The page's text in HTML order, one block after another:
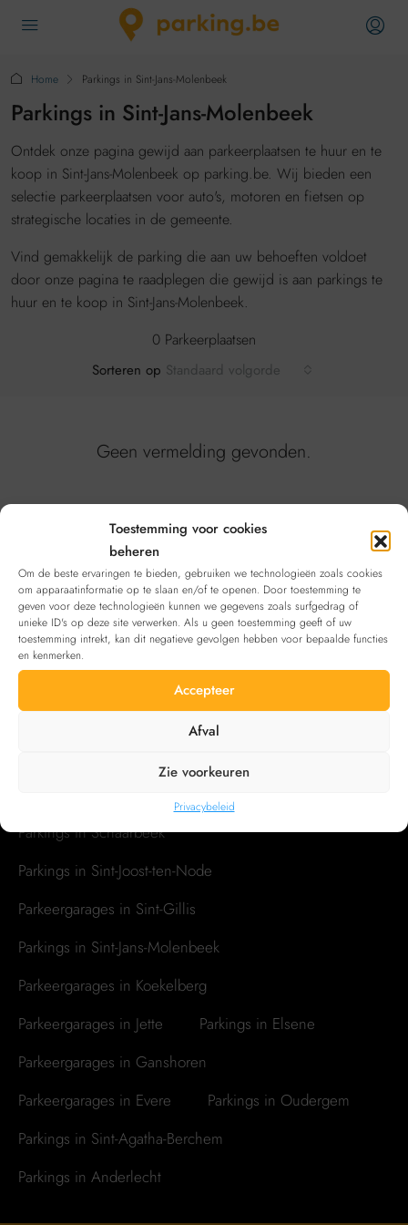
Toestemming voor cookies
beheren
Om de beste ervaringen te bieden, gebruiken we technologieën zoals cookies
om apparaatinformatie op te slaan en/of te openen. Door toestemming te
geven voor deze technologieën kunnen we gegevens zoals surfgedrag of
unieke ID's op deze site verwerken. Als u geen toestemming geeft of uw
toestemming intrekt, kan dit negatieve gevolgen hebben voor bepaalde functies
en kenmerken.
Accepteer
Afval
Zie voorkeuren
Privacybeleid
Home Parkings in Sint-Jans-Molenbeek
Parkings in Sint-Jans-Molenbeek
Ontdek onze pagina gewijd aan parkeerplaatsen te huur en te
koop in Sint-Jans-Molenbeek op parking.be. Wij bieden een
selectie parkeerplaatsen voor auto's, motoren en fietsen op
strategische locaties in de gemeente.
Vind gemakkelijk de parking die aan uw behoeften voldoet
door onze pagina te raadplegen die gewijd is aan parkings te
huur en te koop in Sint-Jans-Molenbeek.
0 Parkeerplaatsen
Sorteren op Standaard volgorde
Geen vermelding gevonden.
Gemeenten
Parkeergarages in Etterbeek
Parkeergarages in Ukkel
Parkeergarages in Vorst
Parkeergarages in Sint-Lambrechts-Woluwe
Parkeergarages in Sint-Pieters-Woluwe
Parkings in Schaarbeek
Parkings in Sint-Joost-ten-Node
Parkeergarages in Sint-Gillis
Parkings in Sint-Jans-Molenbeek
Parkeergarages in Koekelberg
Parkeergarages in Jette
Parkings in Elsene
Parkeergarages in Ganshoren
Parkeergarages in Evere
Parkings in Oudergem
Parkings in Sint-Agatha-Berchem
Parkings in Anderlecht